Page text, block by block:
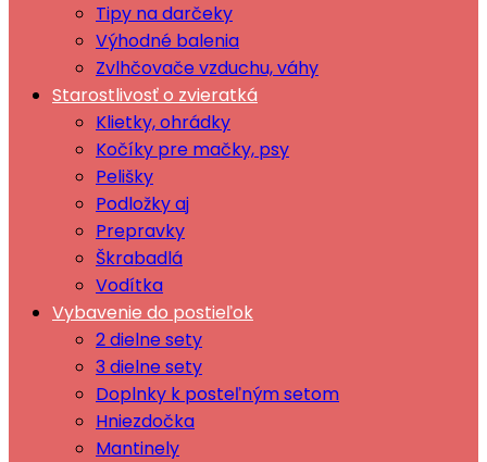
Tipy na darčeky
Výhodné balenia
Zvlhčovače vzduchu, váhy
Starostlivosť o zvieratká
Klietky, ohrádky
Kočíky pre mačky, psy
Pelišky
Podložky aj
Prepravky
Škrabadlá
Vodítka
Vybavenie do postieľok
2 dielne sety
3 dielne sety
Doplnky k posteľným setom
Hniezdočka
Mantinely